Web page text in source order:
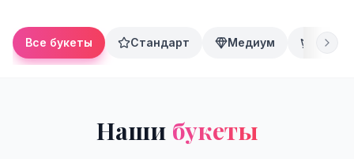
Все букеты Стандарт Медиум
Наши букеты